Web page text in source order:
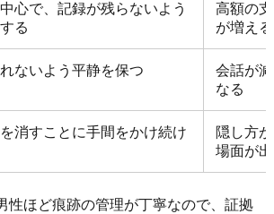
心で、記録が残らないよう
る
高額の
が増える
ないよう平静を保つ
会話が
なる
消すことに手間をかけ続け
隠し方
場面が
性ほど痕跡の管理が丁寧なので、証拠